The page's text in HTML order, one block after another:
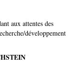
aux attentes des
développement